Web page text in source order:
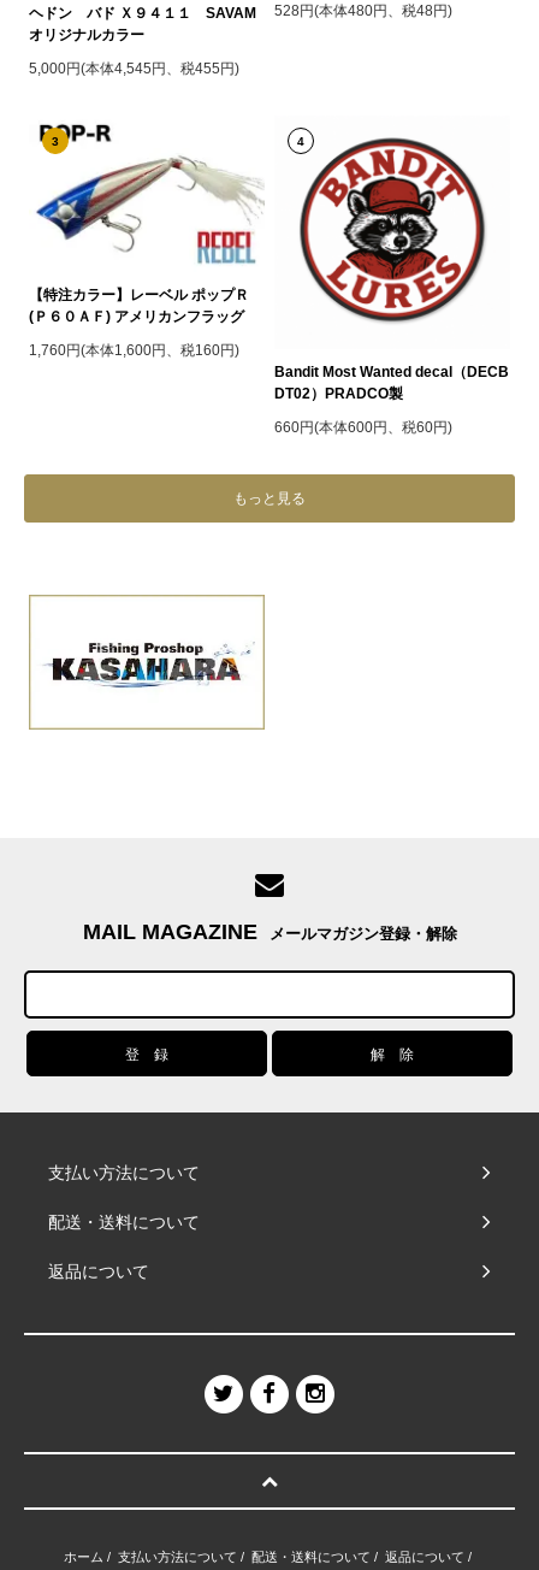
ヘドン バド Ｘ９４１１ SAVAM
オリジナルカラー
5,000円(本体4,545円、税455円)
528円(本体480円、税48円)
3
【特注カラー】レーベル ポップＲ
(Ｐ６０ＡＦ) アメリカンフラッグ
1,760円(本体1,600円、税160円)
4
Bandit Most Wanted decal（DECB
DT02）PRADCO製
660円(本体600円、税60円)
もっと見る
MAIL MAGAZINE メールマガジン登録・解除
支払い方法について
配送・送料について
返品について
ホーム / 支払い方法について / 配送・送料について / 返品について /